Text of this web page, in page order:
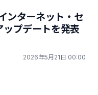
ンターネット・セ
プデートを発表
2026年5月21日 00:00